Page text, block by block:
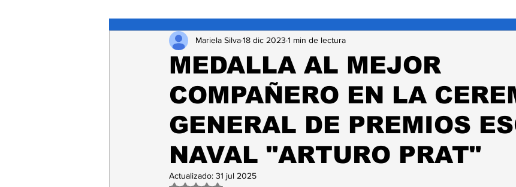
MEDALLA AL MEJOR
COMPAÑERO EN LA
GENERAL DE PREMIOS
NAVAL "ARTURO PRAT"
Mariela Silva18 dic 2023 1 min de lectura
Actualizado: 31 jul 2025